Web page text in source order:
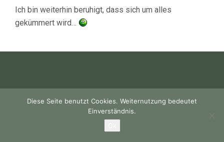
Ich bin weiterhin beruhigt, dass sich um alles
gekümmert wird…
Diese Seite benutzt Cookies. Weiternutzung bedeutet
Einverständnis.